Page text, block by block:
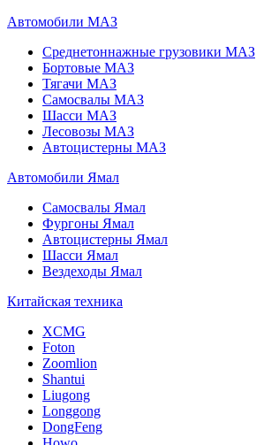
Автомобили МАЗ
Среднетоннажные грузовики МАЗ
Бортовые МАЗ
Тягачи МАЗ
Самосвалы МАЗ
Шасси МАЗ
Лесовозы МАЗ
Автоцистерны МАЗ
Автомобили Ямал
Самосвалы Ямал
Фургоны Ямал
Автоцистерны Ямал
Шасси Ямал
Вездеходы Ямал
Китайская техника
XCMG
Foton
Zoomlion
Shantui
Liugong
Longgong
DongFeng